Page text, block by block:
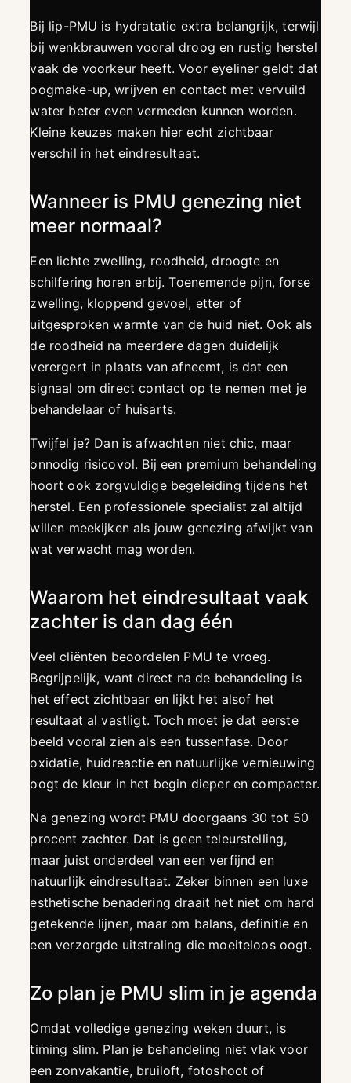
Bij lip-PMU is hydratatie extra belangrijk, terwijl
bij wenkbrauwen vooral droog en rustig herstel
vaak de voorkeur heeft. Voor eyeliner geldt dat
oogmake-up, wrijven en contact met vervuild
water beter even vermeden kunnen worden.
Kleine keuzes maken hier echt zichtbaar
verschil in het eindresultaat.
Wanneer is PMU genezing niet
meer normaal?
Een lichte zwelling, roodheid, droogte en
schilfering horen erbij. Toenemende pijn, forse
zwelling, kloppend gevoel, etter of
uitgesproken warmte van de huid niet. Ook als
de roodheid na meerdere dagen duidelijk
verergert in plaats van afneemt, is dat een
signaal om direct contact op te nemen met je
behandelaar of huisarts.
Twijfel je? Dan is afwachten niet chic, maar
onnodig risicovol. Bij een premium behandeling
hoort ook zorgvuldige begeleiding tijdens het
herstel. Een professionele specialist zal altijd
willen meekijken als jouw genezing afwijkt van
wat verwacht mag worden.
Waarom het eindresultaat vaak
zachter is dan dag één
Veel cliënten beoordelen PMU te vroeg.
Begrijpelijk, want direct na de behandeling is
het effect zichtbaar en lijkt het alsof het
resultaat al vastligt. Toch moet je dat eerste
beeld vooral zien als een tussenfase. Door
oxidatie, huidreactie en natuurlijke vernieuwing
oogt de kleur in het begin dieper en compacter.
Na genezing wordt PMU doorgaans 30 tot 50
procent zachter. Dat is geen teleurstelling,
maar juist onderdeel van een verfijnd en
natuurlijk eindresultaat. Zeker binnen een luxe
esthetische benadering draait het niet om hard
getekende lijnen, maar om balans, definitie en
een verzorgde uitstraling die moeiteloos oogt.
Zo plan je PMU slim in je agenda
Omdat volledige genezing weken duurt, is
timing slim. Plan je behandeling niet vlak voor
een zonvakantie, bruiloft, fotoshoot of